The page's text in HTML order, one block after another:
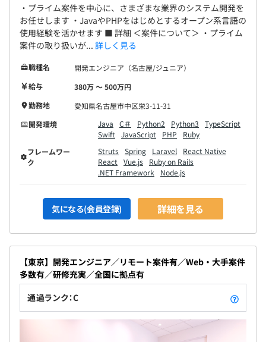
・プライム案件を中心に、さまざまな業界のシステム開発を
お任せします ・JavaやPHPをはじめとするオープン系言語の
使用経験を活かせます ■ 詳細 ＜案件について＞ ・プライム
案件の取り扱いが... 詳しく見る
職種名
開発エンジニア（名古屋/ジュニア）
給与
380万 〜 500万円
勤務地
愛知県名古屋市中区栄3-11-31
開発環境
Java C＃ Python2 Python3
TypeScript
Swift
JavaScript PHP
Ruby
フレームワー
ク
Struts Spring Laravel
React Native
React
Vue.js
Ruby on Rails
.NET Framework
Node.js
気になる(会員登録) 詳細を見る
【東京】開発エンジニア／リモート案件有／Web・大手案件
多数有／研修充実／全国に拠点有
通過ランク：C